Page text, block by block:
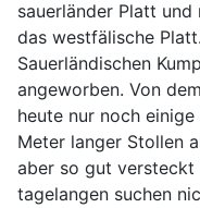
sauerländer Platt
das westfälische
Sauerländischen
angeworben. Von
heute nur noch
Meter langer Stollen
aber so gut versteckt
tagelangen suchen